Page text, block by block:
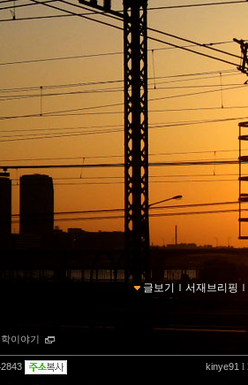
글보기 ｌ 서재브리핑 ｌ
이야기
kinye91 l